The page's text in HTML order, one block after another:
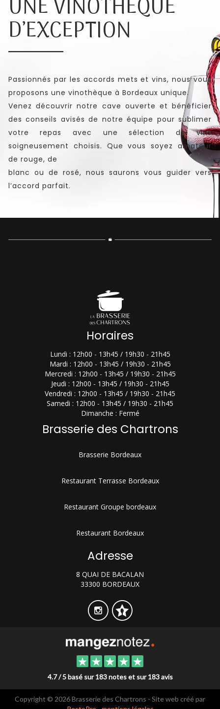
UNE VINOTHÈQUE
D’EXCEPTION
Passionnés par les accords mets et vins, nous vous
proposons une vinothèque à Bordeaux unique.
Venez découvrir notre cave ouverte et bénéficier
des conseils avisés de notre équipe pour sublimer
votre repas avec une sélection de vins
soigneusement choisis. Que vous soyez amateur
de rouge, de
blanc ou de rosé, nous saurons vous guider vers
l’accord parfait.
Horaires
Lundi : 12h00 - 13h45 / 19h30 - 21h45
Mardi : 12h00 - 13h45 / 19h30 - 21h45
Mercredi : 12h00 - 13h45 / 19h30 - 21h45
Jeudi : 12h00 - 13h45 / 19h30 - 21h45
Vendredi : 12h00 - 13h45 / 19h30 - 21h45
Samedi : 12h00 - 13h45 / 19h30 - 21h45
Dimanche : Fermé
Brasserie des Chartrons
Brasserie Bordeaux
Restaurant Terrasse Bordeaux
Restaurant Groupe bordeaux
Restaurant Bordeaux
Adresse
8 QUAI DE BACALAN
33300 BORDEAUX
4.7 / 5 basé sur 183 notes et sur 183 avis
Copyright © 2026 Brasserie des Chartrons - Site web créé par